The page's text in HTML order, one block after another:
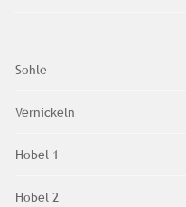
Sohle
Vernickeln
Hobel 1
Hobel 2